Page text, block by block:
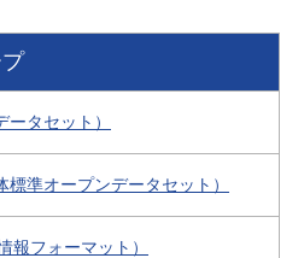
タセット）
準オープンデータセット）
報フォーマット）